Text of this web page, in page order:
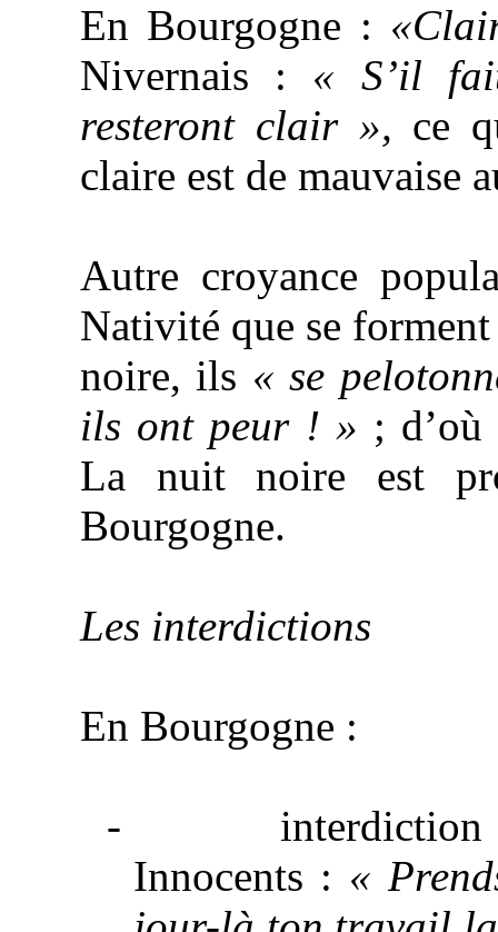
En Bourgogne :
Nivernais : « S’il
resteront clair », ce
claire est de mauvaise
Autre croyance
Nativité que se
noire, ils « se
ils ont peur ! » ;
La nuit noire est
Bourgogne.
Les interdictions
En Bourgogne :
-
Innocents : «